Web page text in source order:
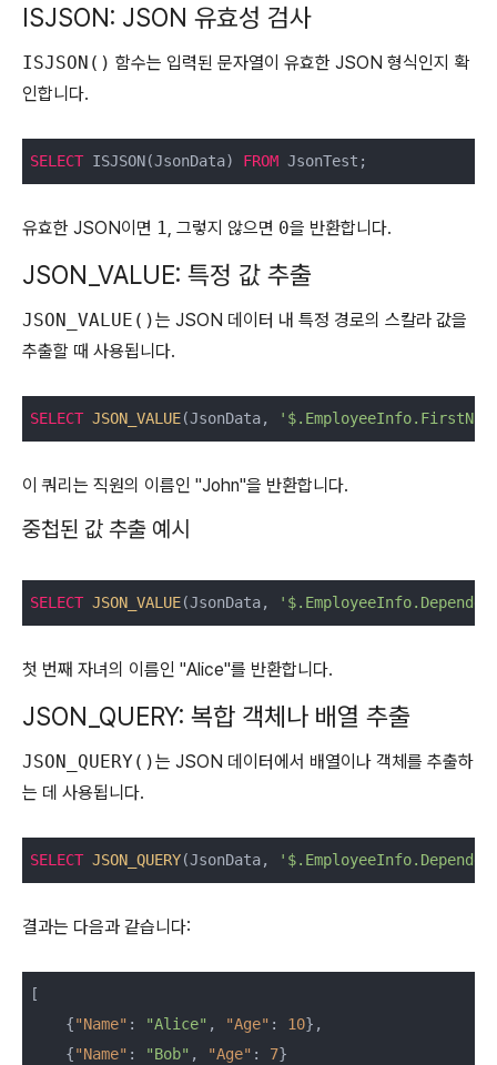
ISJSON: JSON 유효성 검사
ISJSON() 함수는 입력된 문자열이 유효한 JSON 형식인지 확
인합니다.
SELECT ISJSON(JsonData) FROM JsonTest;
유효한 JSON이면 1, 그렇지 않으면 0을 반환합니다.
JSON_VALUE: 특정 값 추출
JSON_VALUE()는 JSON 데이터 내 특정 경로의 스칼라 값을
추출할 때 사용됩니다.
SELECT JSON_VALUE(JsonData,
이 쿼리는 직원의 이름인 "John"을 반환합니다.
중첩된 값 추출 예시
SELECT JSON_VALUE(JsonData,
첫 번째 자녀의 이름인 "Alice"를 반환합니다.
JSON_QUERY: 복합 객체나 배열 추출
JSON_QUERY()는 JSON 데이터에서 배열이나 객체를 추출하
는 데 사용됩니다.
SELECT JSON_QUERY(JsonData,
결과는 다음과 같습니다:
[
    {
"Name" : "Alice" , "Age" : 10},
    {
"Name" : "Bob" , "Age" : 7}